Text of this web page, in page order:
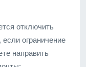
отключить
ограничение
направить